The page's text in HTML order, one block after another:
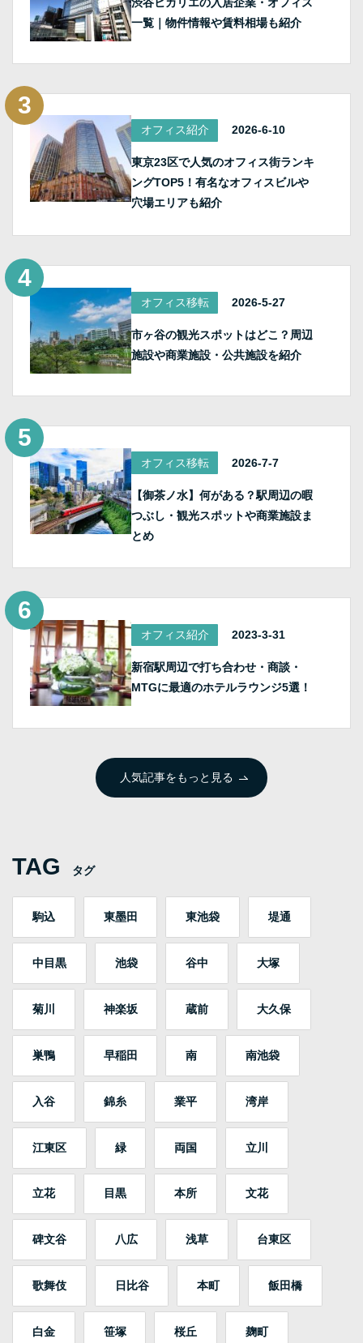
一覧｜物件情報や賃料相場も紹介
オフィス紹介 2026-6-10
東京23区で人気のオフィス街ランキ
ングTOP5！有名なオフィスビルや
穴場エリアも紹介
オフィス移転 2026-5-27
市ヶ谷の観光スポットはどこ？周辺
施設や商業施設・公共施設を紹介
オフィス移転 2026-7-7
【御茶ノ水】何がある？駅周辺の暇
つぶし・観光スポットや商業施設ま
とめ
オフィス紹介 2023-3-31
新宿駅周辺で打ち合わせ・商談・
MTGに最適のホテルラウンジ5選！
人気記事をもっと見る
TAG タグ
駒込 東墨田 東池袋 堤通
中目黒 池袋 谷中 大塚
菊川 神楽坂 蔵前 大久保
巣鴨 早稲田 南 南池袋
入谷 錦糸 業平 湾岸
江東区 緑 両国 立川
立花 目黒 本所 文花
碑文谷 八広 浅草 台東区
歌舞伎 日比谷 本町 飯田橋
白金 笹塚 桜丘 麹町